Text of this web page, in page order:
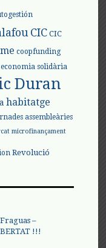
CIC CIC
coopfunding
economia solidària
Duran
habitatge
assembleàries
microfinançament
Revolució
–
!!!